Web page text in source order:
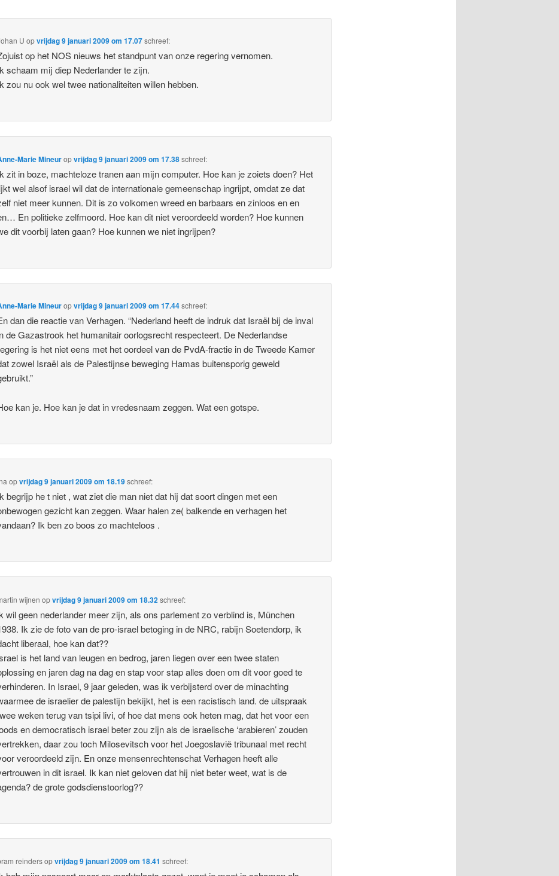
U opvrijdag 9 januari 2009 om 17.07schreef:
op het NOS nieuws het standpunt van onze regering vernomen.
schaam mij diep Nederlander te zijn.
zou nu ook wel twee nationaliteiten willen hebben.
Marie Mineuropvrijdag 9 januari 2009 om 17.38schreef:
zit in boze, machteloze tranen aan mijn computer. Hoe kan je zoiets doen? Het
wel alsof israel wil dat de internationale gemeenschap ingrijpt, omdat ze dat
niet meer kunnen. Dit is zo volkomen wreed en barbaars en zinloos en en
En politieke zelfmoord. Hoe kan dit niet veroordeeld worden? Hoe kunnen
dit voorbij laten gaan? Hoe kunnen we niet ingrijpen?
Marie Mineuropvrijdag 9 januari 2009 om 17.44schreef:
dan die reactie van Verhagen. “Nederland heeft de indruk dat Israël bij de inval
de Gazastrook het humanitair oorlogsrecht respecteert. De Nederlandse
is het niet eens met het oordeel van de PvdA-fractie in de Tweede Kamer
zowel Israël als de Palestijnse beweging Hamas buitensporig geweld
kan je. Hoe kan je dat in vredesnaam zeggen. Wat een gotspe.
opvrijdag 9 januari 2009 om 18.19schreef:
begrijp he t niet , wat ziet die man niet dat hij dat soort dingen met een
gezicht kan zeggen. Waar halen ze( balkende en verhagen het
Ik ben zo boos zo machteloos .
wijnen opvrijdag 9 januari 2009 om 18.32schreef:
wil geen nederlander meer zijn, als ons parlement zo verblind is, München
Ik zie de foto van de pro-israel betoging in de NRC, rabijn Soetendorp, ik
liberaal, hoe kan dat??
is het land van leugen en bedrog, jaren liegen over een twee staten
en jaren dag na dag en stap voor stap alles doen om dit voor goed te
In Israel, 9 jaar geleden, was ik verbijsterd over de minachting
de israelier de palestijn bekijkt, het is een racistisch land. de uitspraak
weken terug van tsipi livi, of hoe dat mens ook heten mag, dat het voor een
en democratisch israel beter zou zijn als de israelische ‘arabieren’ zouden
daar zou toch Milosevitsch voor het Joegoslavië tribunaal met recht
veroordeeld zijn. En onze mensenrechtenschat Verhagen heeft alle
in dit israel. Ik kan niet geloven dat hij niet beter weet, wat is de
de grote godsdienstoorlog??
reindersopvrijdag 9 januari 2009 om 18.41 schreef: